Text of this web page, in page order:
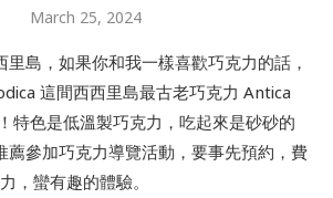
March 25, 2024
里島，如果你和我一樣喜歡巧克力的話，
這間西西里島最古老巧克力 Antica
特色是低溫製巧克力，吃起來是砂砂的
薦參加巧克力導覽活動，要事先預約，費
，蠻有趣的體驗。